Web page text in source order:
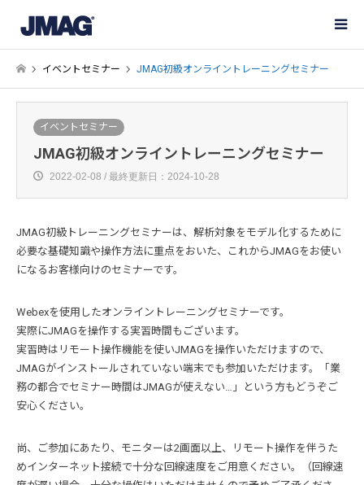
イベントセミナー JMAG初級オンライントレーニングセミナー
イベントセミナー
JMAG初級オンライントレーニングセミナー
2022-02-08 / 最終更新日：2024-10-28
JMAG初級トレーニングセミナーは、解析対象をモデル化するために
必要な基礎知識や操作方法に重点をおいた、これからJMAGをお使い
になるお客様向けのセミナーです。
Webexを使用したオンライントレーニングセミナーです。
実際にJMAGを操作する実習時間もございます。
実習時はリモート操作機能を使いJMAGを操作いただけますので、
JMAGがインストールされていない端末でも参加いただけます。「業
務の都合でセミナー時間はJMAGが使えない…」という方もどうぞご
安心ください。
尚、ご参加にあたり、モニターは2画面以上、リモート操作を伴うた
めインターネット接続で十分な回線速度をご用意ください。（回線速